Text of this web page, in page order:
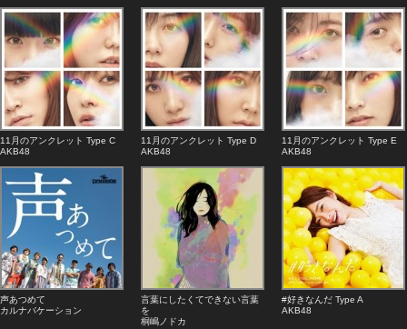
11月のアンクレット Type C
AKB48
11月のアンクレット Type D
AKB48
11月のアンクレット Type E
AKB48
声あつめて
カルナバケーション
言葉にしたくてできない言葉
を
桐嶋ノドカ
#好きなんだ Type A
AKB48